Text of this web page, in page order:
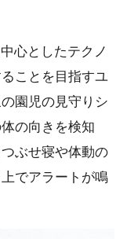
心としたテクノ
ことを目指すユ
園児の見守りシ
の向きを検知
ぶせ寝や体動の
でアラートが鳴